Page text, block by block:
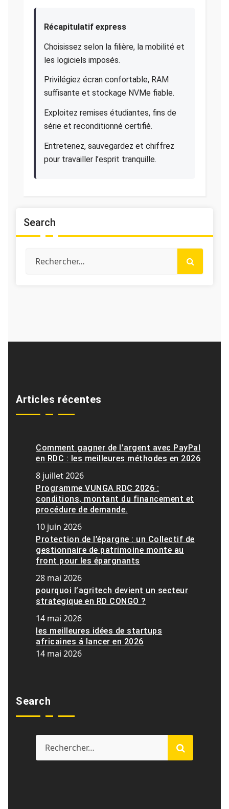
Récapitulatif express
Choisissez selon la filière, la mobilité et
les logiciels imposés.
Privilégiez écran confortable, RAM
suffisante et stockage NVMe fiable.
Exploitez remises étudiantes, fins de
série et reconditionné certifié.
Entretenez, sauvegardez et chiffrez
pour travailler l’esprit tranquille.
Search
Articles récentes
Comment gagner de l’argent avec PayPal
en RDC : les meilleures méthodes en 2026
8 juillet 2026
Programme VUNGA RDC 2026 :
conditions, montant du financement et
procédure de demande.
10 juin 2026
Protection de l’épargne : un Collectif de
gestionnaire de patrimoine monte au
front pour les épargnants
28 mai 2026
pourquoi l’agritech devient un secteur
strategique en RD CONGO ?
14 mai 2026
les meilleures idées de startups
africaines á lancer en 2026
14 mai 2026
Search